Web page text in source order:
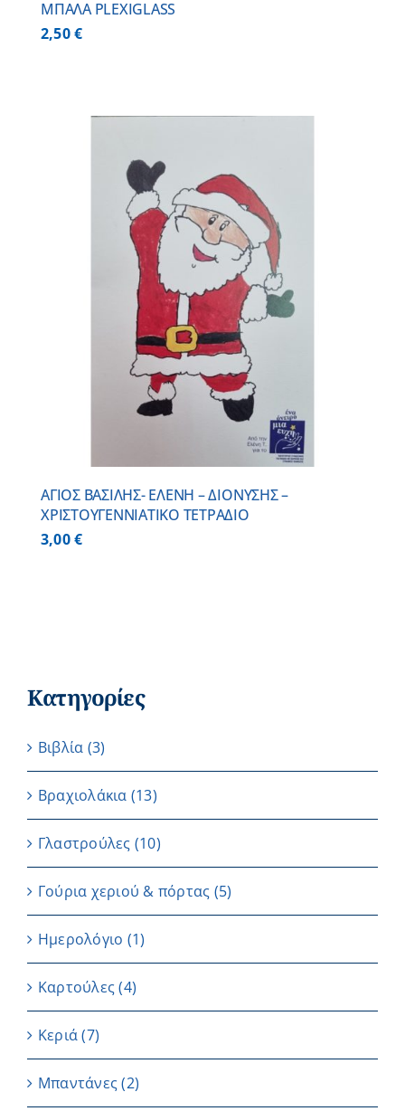
ΜΠΑΛΑ PLEXIGLASS
2,50€
ΑΓΙΟΣ ΒΑΣΙΛΗΣ- ΕΛΕΝΗ – ΔΙΟΝΥΣΗΣ –
ΧΡΙΣΤΟΥΓΕΝΝΙΑΤΙΚΟ ΤΕΤΡΑΔΙΟ
3,00€
Κατηγορίες
Βιβλία (3)
Βραχιολάκια (13)
Γλαστρούλες (10)
Γούρια χεριού & πόρτας (5)
Ημερολόγιο (1)
Καρτούλες (4)
Κεριά (7)
Μπαντάνες (2)